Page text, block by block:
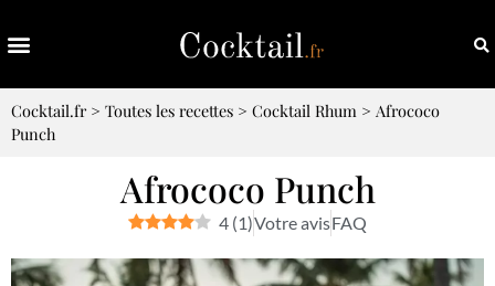
Cocktail.fr> Toutes les recettes > Cocktail Rhum > Afrococo
Punch
Afrococo Punch
4 (1)Votre avisFAQ